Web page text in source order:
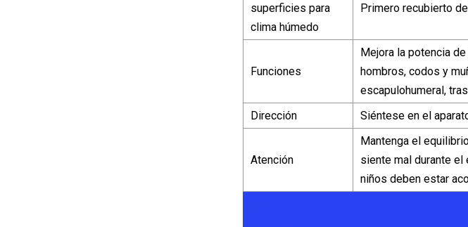
superficies para
clima húmedo
Primero recubierto
Funciones
Mejora la potencia
hombros, codos y
escapulohumeral,
Dirección
Siéntese en el
Atención
Mantenga el
siente mal durante el
niños deben estar